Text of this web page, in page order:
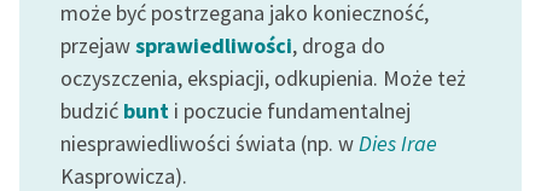
może być postrzegana jako konieczność,
przejawsprawiedliwości, droga do
oczyszczenia, ekspiacji, odkupienia. Może też
budzić bunt i poczucie fundamentalnej
niesprawiedliwości świata (np. w Dies Irae
Kasprowicza).